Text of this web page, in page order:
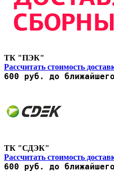
ТК "ПЭК"
Рассчитать стоимость
600 руб. до
ТК "СДЭК"
Рассчитать стоимость
600 руб. до